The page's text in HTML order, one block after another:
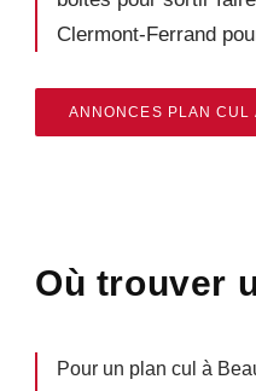
Clermont-Ferrand
ANNONCES PLAN
Où trouver
Pour un plan cul à